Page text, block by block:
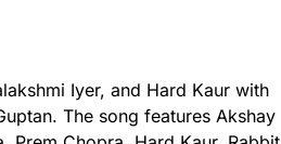
Iyer, and Hard Kaur with
The song features Akshay